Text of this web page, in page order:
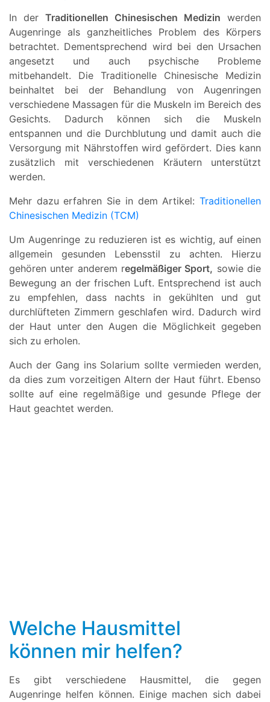
In der Traditionellen Chinesischen Medizin werden
Augenringe als ganzheitliches Problem des Körpers
betrachtet. Dementsprechend wird bei den Ursachen
angesetzt und auch psychische Probleme
mitbehandelt. Die Traditionelle Chinesische Medizin
beinhaltet bei der Behandlung von Augenringen
verschiedene Massagen für die Muskeln im Bereich des
Gesichts. Dadurch können sich die Muskeln
entspannen und die Durchblutung und damit auch die
Versorgung mit Nährstoffen wird gefördert. Dies kann
zusätzlich mit verschiedenen Kräutern unterstützt
werden.
Mehr dazu erfahren Sie in dem Artikel: Traditionellen
Chinesischen Medizin (TCM)
Um Augenringe zu reduzieren ist es wichtig, auf einen
allgemein gesunden Lebensstil zu achten. Hierzu
gehören unter anderem regelmäßiger Sport, sowie die
Bewegung an der frischen Luft. Entsprechend ist auch
zu empfehlen, dass nachts in gekühlten und gut
durchlüfteten Zimmern geschlafen wird. Dadurch wird
der Haut unter den Augen die Möglichkeit gegeben
sich zu erholen.
Auch der Gang ins Solarium sollte vermieden werden,
da dies zum vorzeitigen Altern der Haut führt. Ebenso
sollte auf eine regelmäßige und gesunde Pflege der
Haut geachtet werden.
Welche Hausmittel
können mir helfen?
Es gibt verschiedene Hausmittel, die gegen
Augenringe helfen können. Einige machen sich dabei